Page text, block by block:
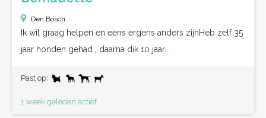
Den Bosch
Ik wil graag helpen en eens ergens anders zijnHeb zelf 35
jaar honden gehad , daarna dik 10 jaar...
Past op:
1 week geleden actief